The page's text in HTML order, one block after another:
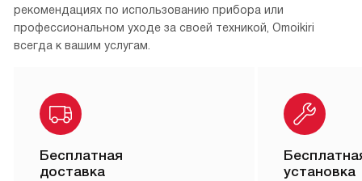
рекомендациях по использованию прибора или
профессиональном уходе за своей техникой, Omoikiri
всегда к вашим услугам.
Бесплатная
доставка
установка